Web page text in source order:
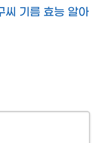
씨 기름 효능 알아